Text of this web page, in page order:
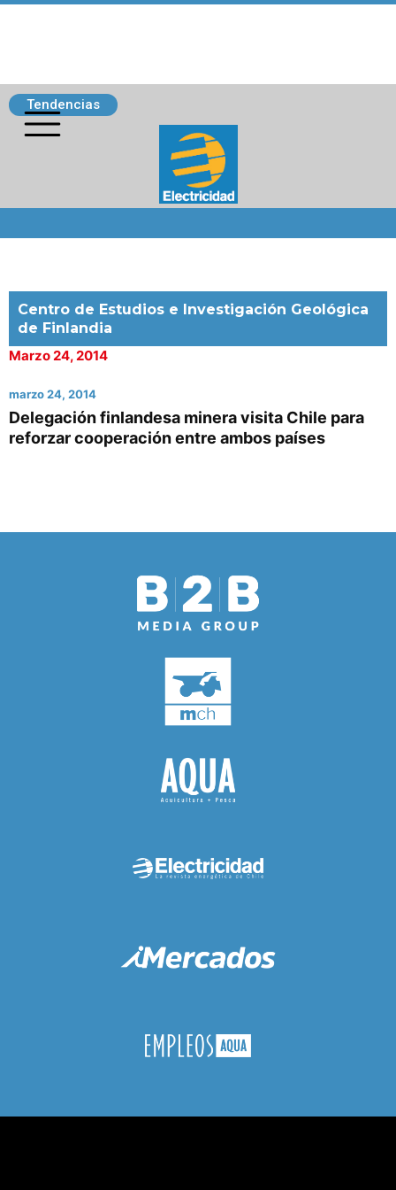
Tendencias
Centro de Estudios e Investigación Geológica
de Finlandia
Marzo 24, 2014
marzo 24, 2014
Delegación finlandesa minera visita Chile para
reforzar cooperación entre ambos países